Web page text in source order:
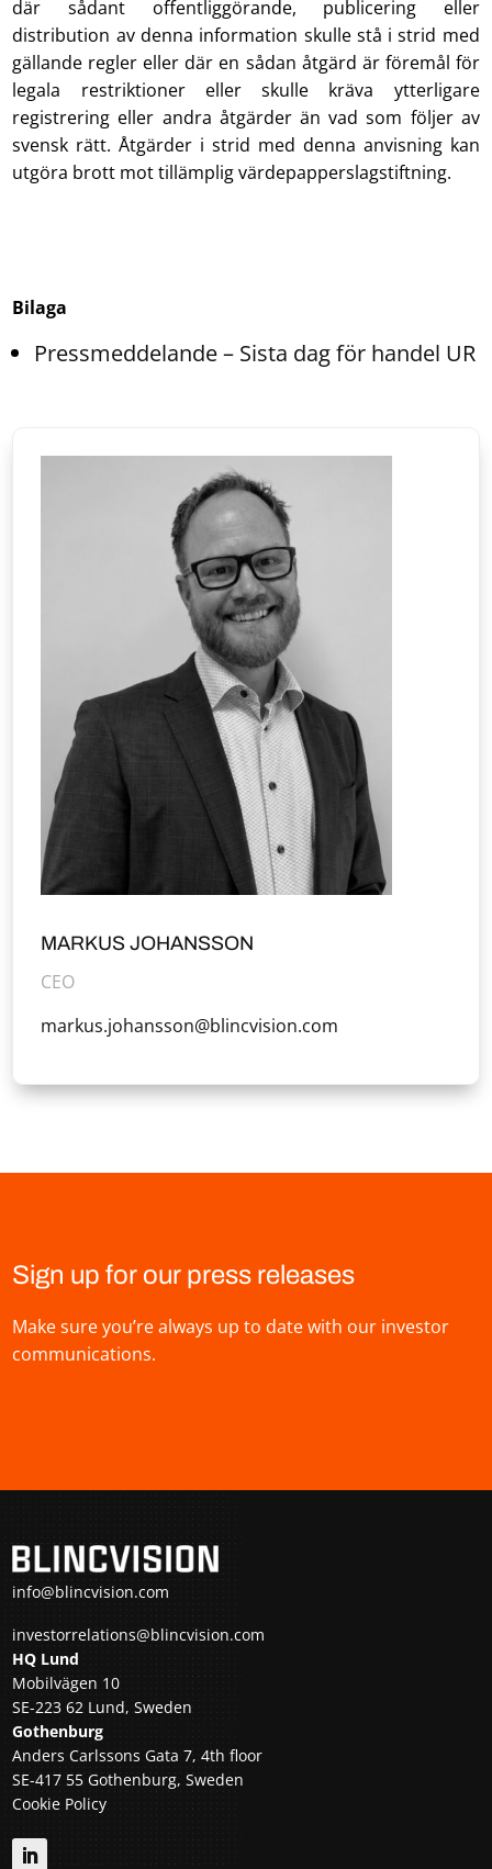
där sådant offentliggörande, publicering eller
distribution av denna information skulle stå i strid med
gällande regler eller där en sådan åtgärd är föremål för
legala restriktioner eller skulle kräva ytterligare
registrering eller andra åtgärder än vad som följer av
svensk rätt. Åtgärder i strid med denna anvisning kan
utgöra brott mot tillämplig värdepapperslagstiftning.
Bilaga
Pressmeddelande – Sista dag för handel UR
MARKUS JOHANSSON
CEO
markus.johansson@blincvision.com
Sign up for our press releases
Make sure you’re always up to date with our investor
communications.
info@blincvision.com
investorrelations@blincvision.com
HQ Lund
Mobilvägen 10
SE-223 62 Lund, Sweden
Gothenburg
Anders Carlssons Gata 7, 4th floor
SE-417 55 Gothenburg, Sweden
Cookie Policy